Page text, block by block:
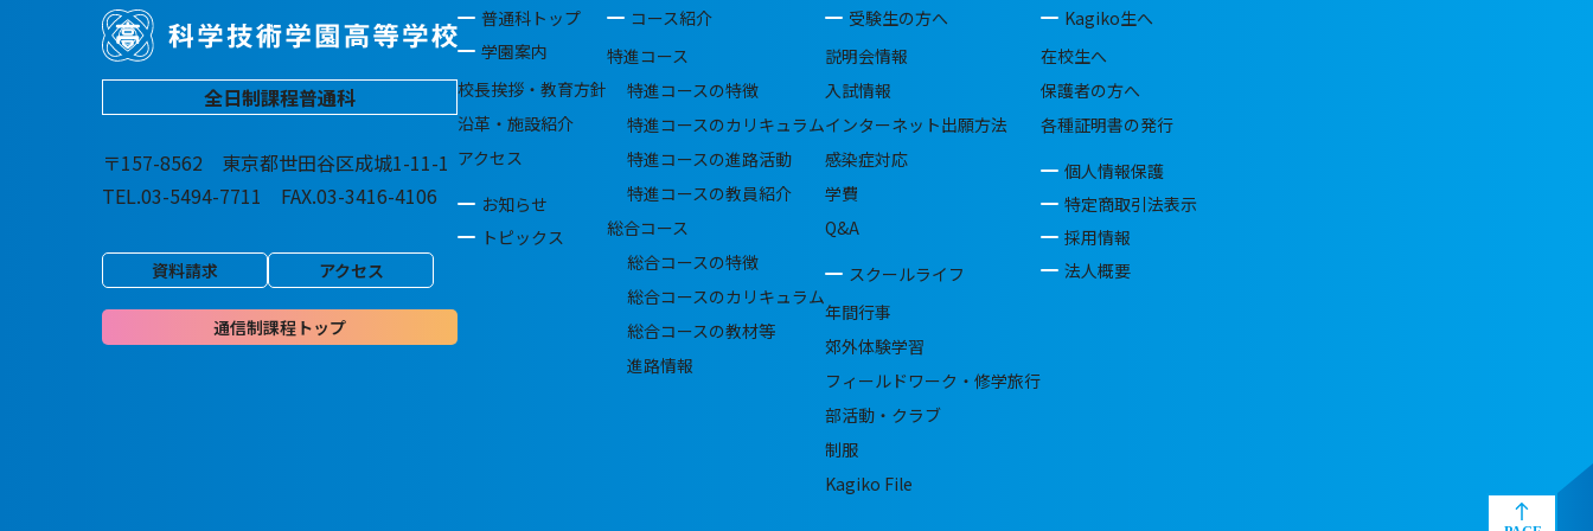
全日制課程普通科
〒157-8562 東京都世田谷区成城1-11-1
TEL.03-5494-7711 FAX.03-3416-4106
資料請求 アクセス
通信制課程トップ
普通科トップ
学園案内
校長挨拶・教育方針
沿革・施設紹介
アクセス
お知らせ
トピックス
コース紹介
特進コース
特進コースの特徴
特進コースのカリキュラム
特進コースの進路活動
特進コースの教員紹介
総合コース
総合コースの特徴
総合コースのカリキュラム
総合コースの教材等
進路情報
受験生の方へ
説明会情報
入試情報
インターネット出願方法
感染症対応
学費
Q&A
スクールライフ
年間行事
郊外体験学習
フィールドワーク・修学旅行
部活動・クラブ
制服
Kagiko File
Kagiko生へ
在校生へ
保護者の方へ
各種証明書の発行
個人情報保護
特定商取引法表示
採用情報
法人概要